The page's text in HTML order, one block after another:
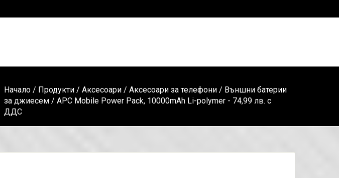
Начало / Продукти / Аксесоари / Аксесоари за телефони / Външни батерии
за джиесем / APC Mobile Power Pack, 10000mAh Li-polymer - 74,99 лв. с
ДДС